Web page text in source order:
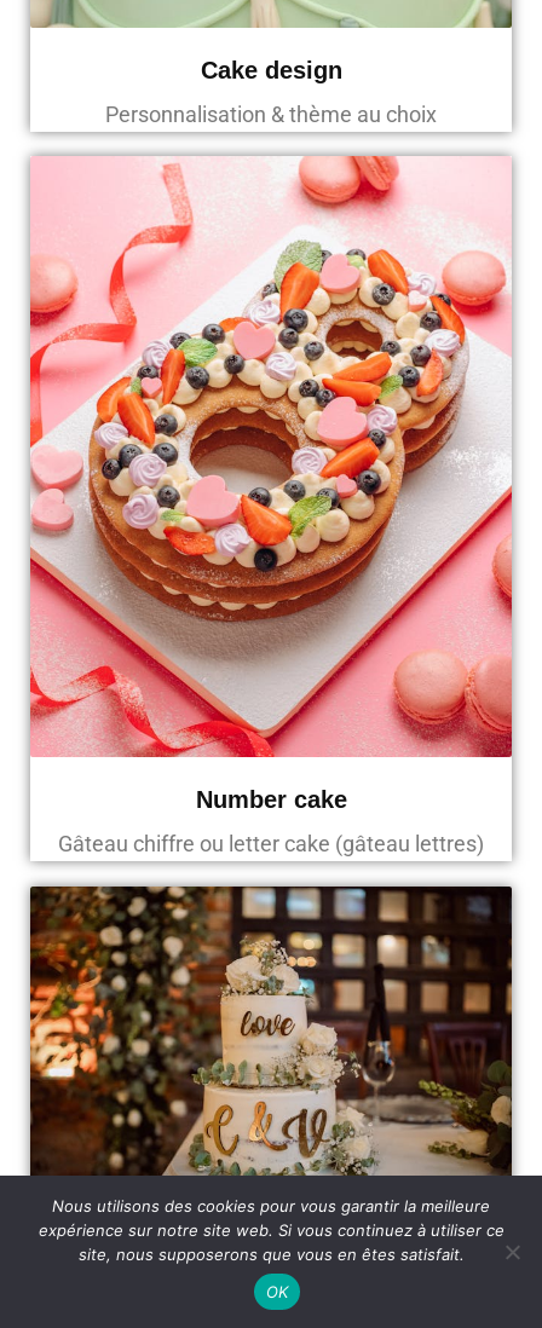
Cake design
Personnalisation & thème au choix
Number cake
Gâteau chiffre ou letter cake (gâteau lettres)
Wedding cake design
Gâteau de mariage sur mesure
Nous utilisons des cookies pour vous garantir la meilleure
expérience sur notre site web. Si vous continuez à utiliser ce
site, nous supposerons que vous en êtes satisfait.
OK